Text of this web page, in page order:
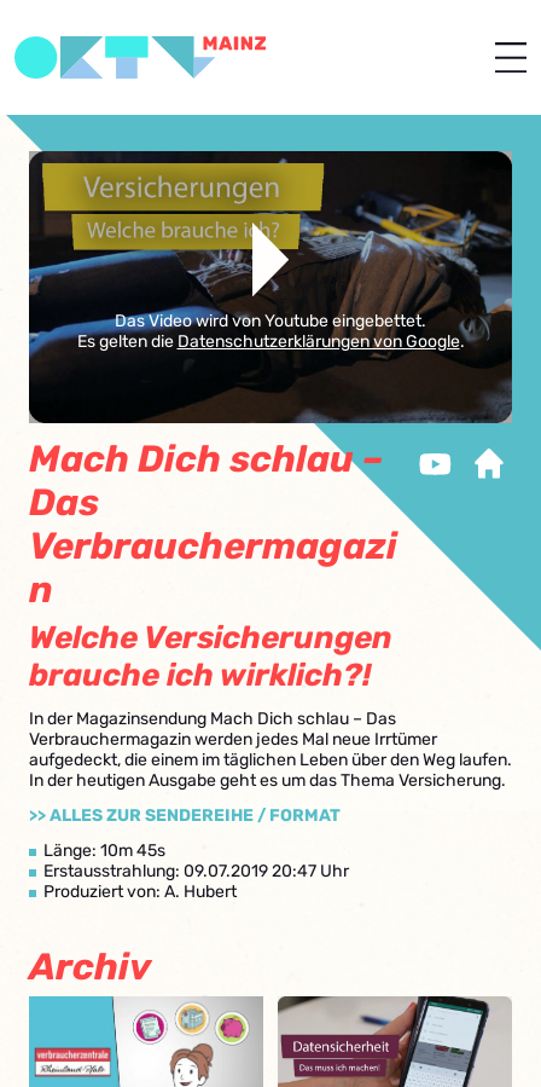
Das Video wird von Youtube eingebettet.
Es gelten die Datenschutzerklärungen von Google.
Mach Dich schlau –
Das
Verbrauchermagazi
n
Welche Versicherungen
brauche ich wirklich?!
In der Magazinsendung Mach Dich schlau – Das
Verbrauchermagazin werden jedes Mal neue Irrtümer
aufgedeckt, die einem im täglichen Leben über den Weg laufen.
In der heutigen Ausgabe geht es um das Thema Versicherung.
>> ALLES ZUR SENDEREIHE / FORMAT
Länge: 10m 45s
Erstausstrahlung: 09.07.2019 20:47 Uhr
Produziert von: A. Hubert
Archiv